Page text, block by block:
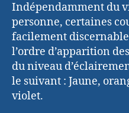
Indépendamment du
personne, certaines
facilement
l’ordre d’apparition
du niveau
le suivant : Jaune,
violet.